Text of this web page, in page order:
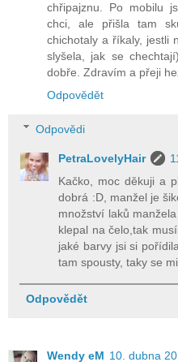
chřipajznu. Po mobilu
chci, ale přišla tam
chichotaly a říkaly, jestli
slyšela, jak se
dobře. Zdravím a přeji
Odpovědět
Odpovědi
PetraLovelyHair
Kačko, moc děkuji a
dobrá :D, manžel je
množství laků
klepal na čelo,tak
jaké barvy jsi si
tam spousty, taky se
Odpovědět
Wendy eM 10. dubna